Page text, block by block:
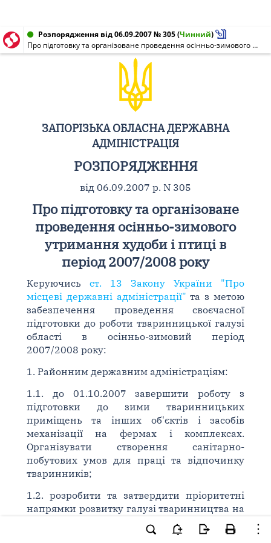
Розпорядження від 06.09.2007 № 305(Чинний)
Про підготовку та організоване проведення осінньо-зимового утримання худоби і птиці в період 2007/2008 року
ЗАПОРІЗЬКА ОБЛАСНА ДЕРЖАВНА
АДМІНІСТРАЦІЯ
РОЗПОРЯДЖЕННЯ
від 06.09.2007 р. N 305
Про підготовку та організоване
проведення осінньо-зимового
утримання худоби і птиці в
період 2007/2008 року
Керуючись ст. 13 Закону України "Про
місцеві державні адміністрації" та з метою
забезпечення проведення своєчасної
підготовки до роботи тваринницької галузі
області в осінньо-зимовий період
2007/2008 року:
1. Районним державним адміністраціям:
1.1. до 01.10.2007 завершити роботу з
підготовки до зими тваринницьких
приміщень та інших об'єктів і засобів
механізації на фермах і комплексах.
Організувати створення санітарно-
побутових умов для праці та відпочинку
тваринників;
1.2. розробити та затвердити пріоритетні
напрямки розвитку галузі тваринництва на
2008 - 2010 роки по кожному
сільськогосподарському підприємству з